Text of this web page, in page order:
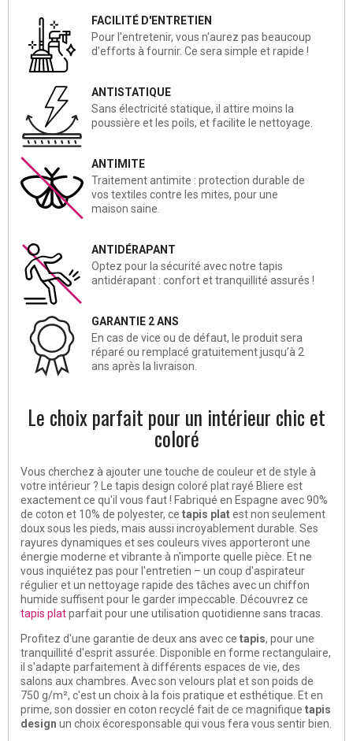
FACILITÉ D'ENTRETIEN
Pour l'entretenir, vous n'aurez pas beaucoup
d'efforts à fournir. Ce sera simple et rapide !
ANTISTATIQUE
Sans électricité statique, il attire moins la
poussière et les poils, et facilite le nettoyage.
ANTIMITE
Traitement antimite : protection durable de
vos textiles contre les mites, pour une
maison saine.
ANTIDÉRAPANT
Optez pour la sécurité avec notre tapis
antidérapant : confort et tranquillité assurés !
GARANTIE 2 ANS
En cas de vice ou de défaut, le produit sera
réparé ou remplacé gratuitement jusqu’à 2
ans après la livraison.
Le choix parfait pour un intérieur chic et
coloré
Vous cherchez à ajouter une touche de couleur et de style à
votre intérieur ? Le tapis design coloré plat rayé Bliere est
exactement ce qu'il vous faut ! Fabriqué en Espagne avec 90%
de coton et 10% de polyester, ce tapis platest non seulement
doux sous les pieds, mais aussi incroyablement durable. Ses
rayures dynamiques et ses couleurs vives apporteront une
énergie moderne et vibrante à n'importe quelle pièce. Et ne
vous inquiétez pas pour l'entretien – un coup d'aspirateur
régulier et un nettoyage rapide des tâches avec un chiffon
humide suffisent pour le garder impeccable. Découvrez ce
tapis platparfait pour une utilisation quotidienne sans tracas.
Profitez d'une garantie de deux ans avec ce tapis, pour une
tranquillité d'esprit assurée. Disponible en forme rectangulaire,
il s'adapte parfaitement à différents espaces de vie, des
salons aux chambres. Avec son velours plat et son poids de
750 g/m², c'est un choix à la fois pratique et esthétique. Et en
prime, son dossier en coton recyclé fait de ce magnifique tapis
design un choix écoresponsable qui vous fera vous sentir bien.